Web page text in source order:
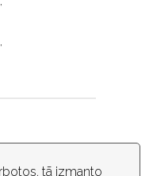
tā izmanto